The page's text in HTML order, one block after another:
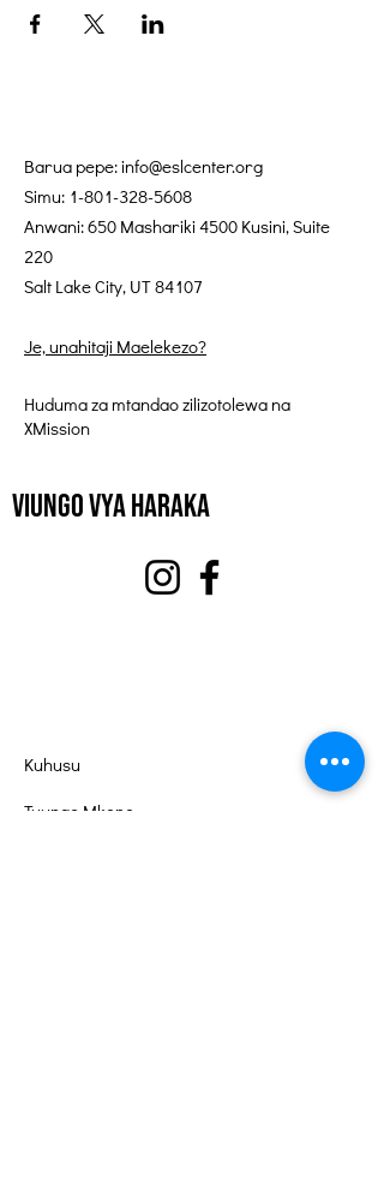
Barua pepe:info@eslcenter.org
Simu: 1-801-328-5608
Anwani: 650 Mashariki 4500 Kusini, Suite
220
Salt Lake City, UT 84107
Je, unahitaji Maelekezo?
Huduma za mtandao zilizotolewa na
XMission
Viungo vya Haraka
Kuhusu
Tuunge Mkono